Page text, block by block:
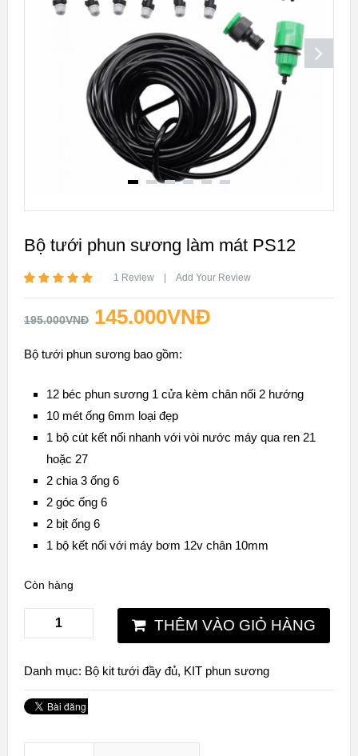
Bộ tưới phun sương làm mát PS12
5.00out of
5
1
customer
1 Review Add Your Review
195.000VNĐ 145.000VNĐ
Bộ tưới phun sương bao gồm:
12 béc phun sương 1 cửa kèm chân nối 2 hướng
10 mét ống 6mm loại đẹp
1 bộ cút kết nối nhanh với vòi nước máy qua ren 21
hoặc 27
2 chia 3 ống 6
2 góc ống 6
2 bịt ống 6
1 bộ kết nối với máy bơm 12v chân 10mm
Còn hàng
THÊM VÀO GIỎ HÀNG
Danh mục: Bộ kit tưới đầy đủ, KIT phun sương